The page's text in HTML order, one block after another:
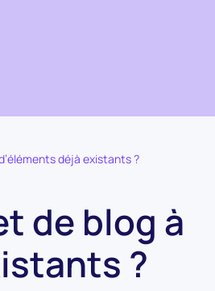
déjà existants ?
de blog à
?